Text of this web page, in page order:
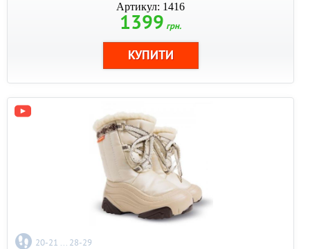
Артикул: 1416
1399 грн.
20-21 ... 28-29